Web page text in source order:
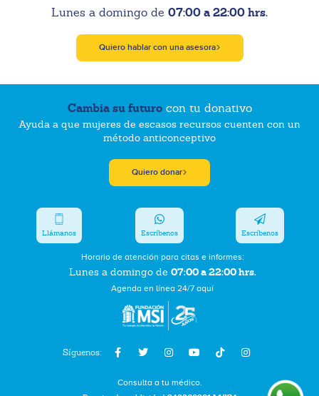
Lunes a domingo de 07:00 a 22:00 hrs.
Quiero hablar con una asesora
Cambia su futurocon tu donativo
Ayuda a que mujeres de escasos recursos cuenten con un
método anticonceptivo
Quiero donar
Síguenos:
Horario de atención para citas e informes:
Lunes a domingo de 07:00 a 22:00 hrs.
Agenda en línea 24/7 aquí
Llámanos Escríbenos Escríbenos
Consulta a tu médico.